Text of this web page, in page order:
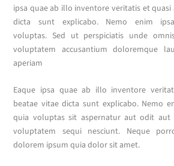
ipsa quae ab illo inventore veritatis et
dicta sunt explicabo. Nemo enim
voluptas. Sed ut perspiciatis unde
voluptatem accusantium doloremque
aperiam
Eaque ipsa quae ab illo inventore
beatae vitae dicta sunt explicabo. Nemo
quia voluptas sit aspernatur aut odit aut
voluptatem sequi nesciunt. Neque
dolorem ipsum quia dolor sit amet.